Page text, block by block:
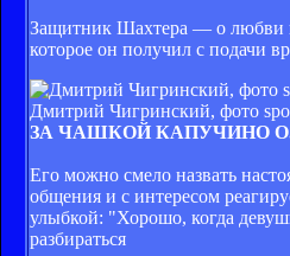
Защитник Шахтера — о любви к
которое он получил с подачи
Дмитрий Чигринский, фото
ЗА ЧАШКОЙ КАПУЧИНО
Его можно смело назвать
общения и с интересом
улыбкой: "Хорошо, когда
разбираться